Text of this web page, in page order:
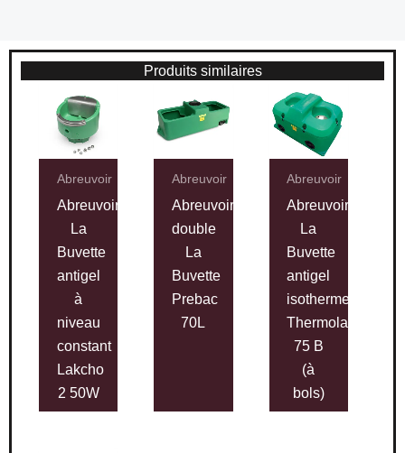
Produits similaires
Abreuvoir
Abreuvoir
La
Buvette
antigel
à
niveau
constant
Lakcho
2 50W
Abreuvoir
Abreuvoir
double
La
Buvette
Prebac
70L
Abreuvoir
Abreuvoir
La
Buvette
antigel
isotherme
Thermolac
75 B
(à
bols)